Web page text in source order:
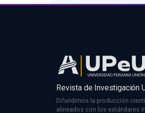
Revista de Investigación
Difundimos la producción
alineados con los estándares